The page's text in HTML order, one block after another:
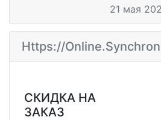
21 мая
Https://
СКИДКА НА
ЗАКАЗ